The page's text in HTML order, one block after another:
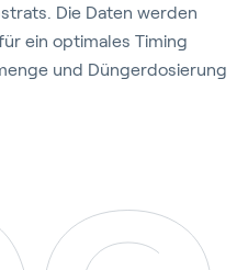
Die Daten werden
ein optimales Timing
und Düngerdosierung